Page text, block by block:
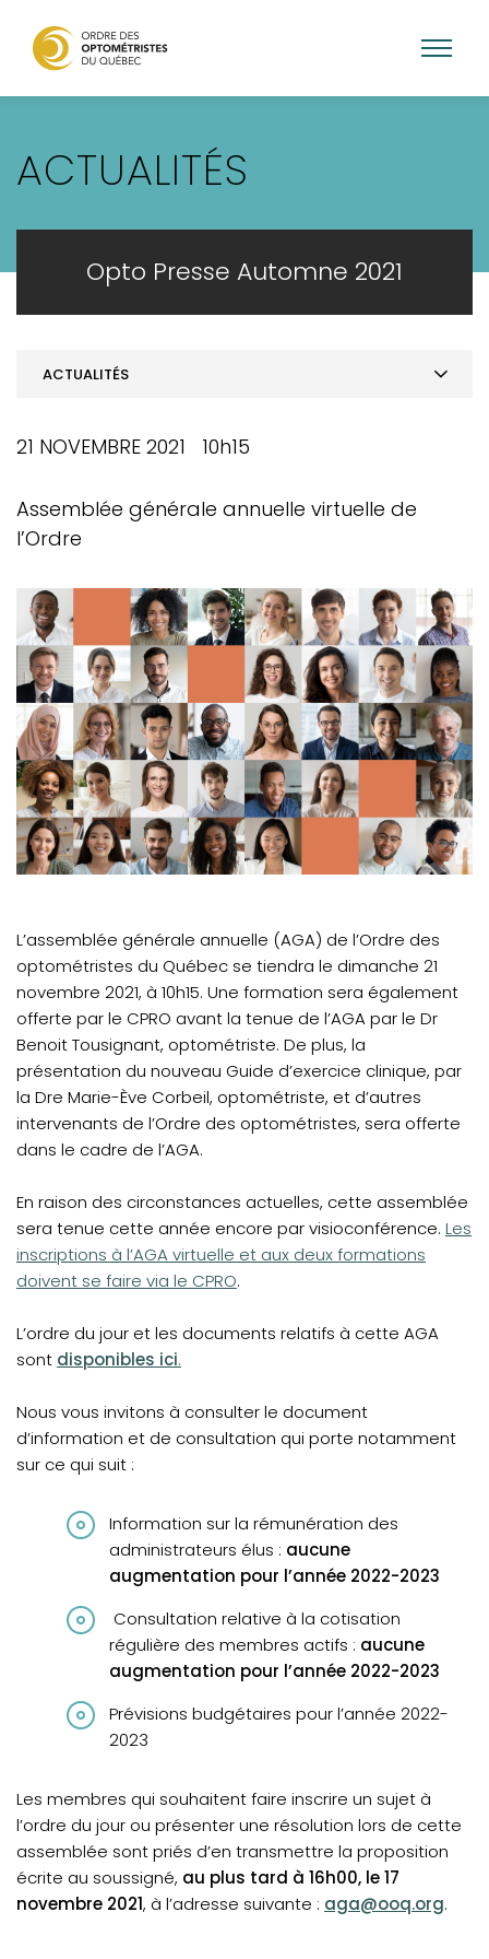
contenu
ACTUALITÉS
Opto Presse Automne 2021
ACTUALITÉS
MOT DE LA PRÉSIDENCE
ACTUALITÉS
AGA 2021
de statut
MESSAGE DU BUREAU DU SYNDIC
VOTRE FORMATION CONTINUE
21 NOVEMBRE 2021 10h15
Assemblée générale annuelle virtuelle de
l’Ordre
L’assemblée générale annuelle (AGA) de l’Ordre des
optométristes du Québec se tiendra le dimanche 21
novembre 2021, à 10h15. Une formation sera également
offerte par le CPRO avant la tenue de l’AGA par le Dr
Benoit Tousignant, optométriste. De plus, la
présentation du nouveau Guide d’exercice clinique, par
la Dre Marie-Ève Corbeil, optométriste, et d’autres
intervenants de l’Ordre des optométristes, sera offerte
dans le cadre de l’AGA.
En raison des circonstances actuelles, cette assemblée
sera tenue cette année encore par visioconférence. Les
inscriptions à l’AGA virtuelle et aux deux formations
doivent se faire via le CPRO.
L’ordre du jour et les documents relatifs à cette AGA
sont disponibles ici.
Nous vous invitons à consulter le document
d’information et de consultation qui porte notamment
sur ce qui suit :
Information sur la rémunération des
administrateurs élus : aucune
augmentation pour l’année 2022-2023
Consultation relative à la cotisation
régulière des membres actifs : aucune
augmentation pour l’année 2022-2023
Prévisions budgétaires pour l’année 2022-
2023
Les membres qui souhaitent faire inscrire un sujet à
l’ordre du jour ou présenter une résolution lors de cette
assemblée sont priés d’en transmettre la proposition
écrite au soussigné, au plus tard à 16h00, le 17
novembre 2021, à l’adresse suivante : aga@ooq.org.